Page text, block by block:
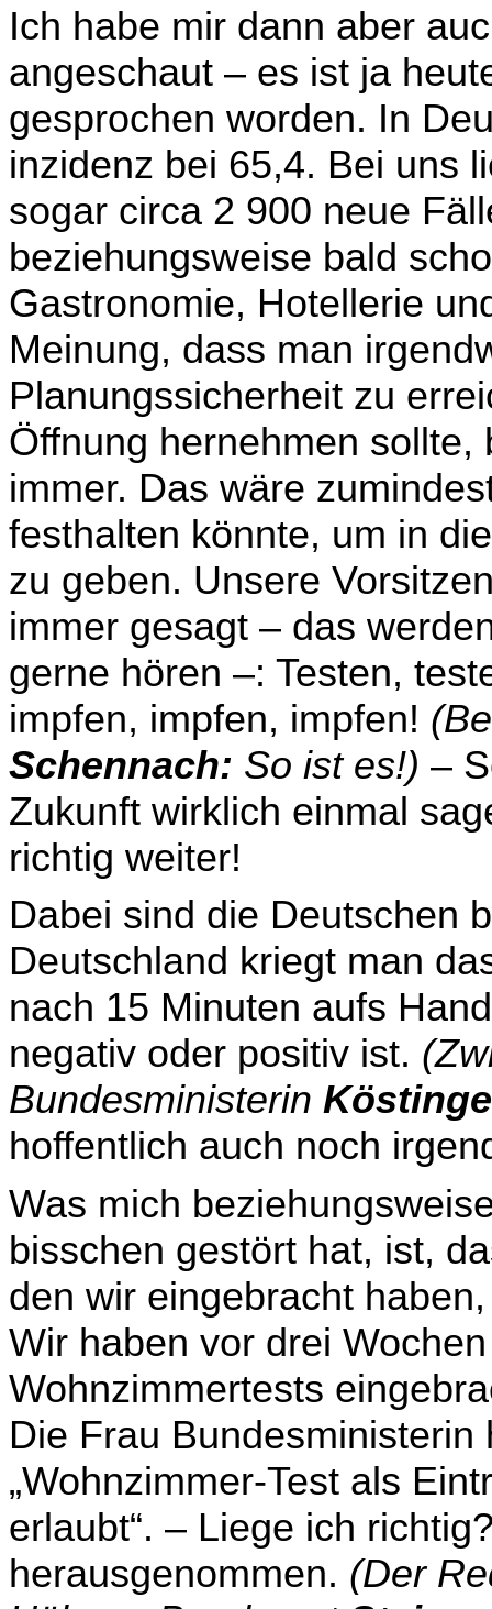
Ich habe mir dann aber
angeschaut – es ist ja
gesprochen worden. In
inzidenz bei 65,4. Bei uns
sogar circa 2 900 neue
beziehungsweise bald
Gastrono­mie, Hotellerie
Meinung, dass man
Planungssicherheit zu
Öffnung hernehmen
immer. Das wäre
festhalten könnte, um in
zu geben. Unsere
immer gesagt – das
gerne hö­ren –: Testen,
impfen, impfen, impfen!
Schennach: So ist es!) –
Zukunft wirk­lich einmal
richtig weiter!
Dabei sind die Deutschen
Deutschland kriegt man
nach 15 Minuten aufs
negativ oder positiv ist.
Bundesministerin
hoffentlich auch noch
Was mich
bisschen gestört hat, ist,
den wir eingebracht
Wir haben vor drei
Wohnzimmertests
Die Frau
„Wohnzim­mer-Test als
erlaubt“. – Liege ich
herausgenommen. (Der